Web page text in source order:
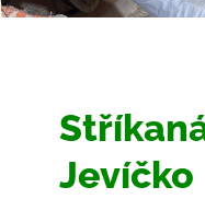
Jevíčko